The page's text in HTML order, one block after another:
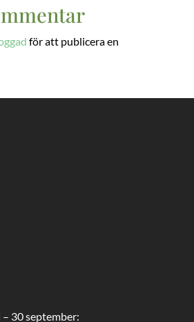
för att publicera en
30 september: